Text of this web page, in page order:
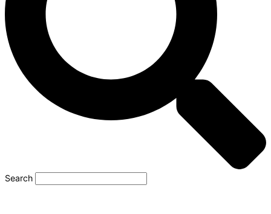
Search